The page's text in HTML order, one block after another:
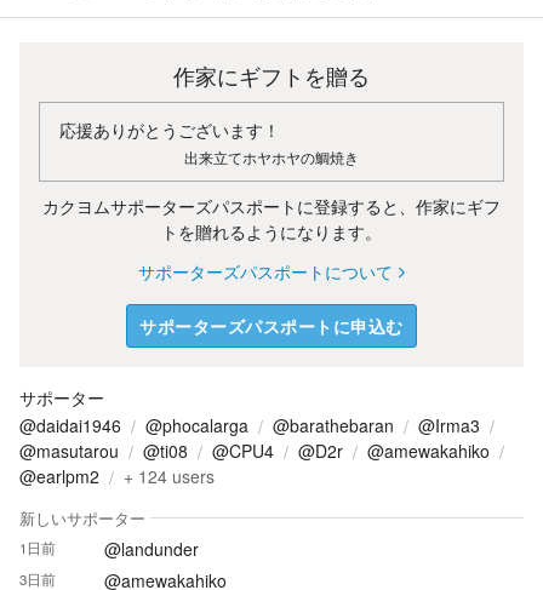
作家にギフトを贈る
応援ありがとうございます！
出来立てホヤホヤの鯛焼き
カクヨムサポーターズパスポートに登録すると、作家にギフ
トを贈れるようになります。
サポーターズパスポートについて
サポーターズパスポートに申込む
サポーター
@daidai1946
@phocalarga @barathebaran
@Irma3
@masutarou
@ti08 @CPU4 @D2r
@amewakahiko
@earlpm2
+ 124 users
新しいサポーター
1日前 @landunder
3日前 @amewakahiko